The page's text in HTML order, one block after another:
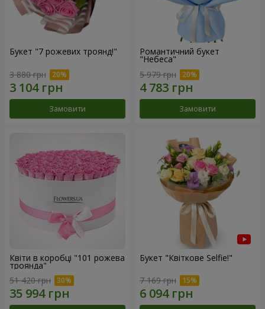
Букет "7 рожевих троянд!"
3 880 грн
Замовити
Романтичний букет
"Небеса"
5 979 грн
Замовити
Квіти в коробці "101 рожева
троянда"
51 420 грн
Букет "Квіткове Selfie!"
7 169 грн